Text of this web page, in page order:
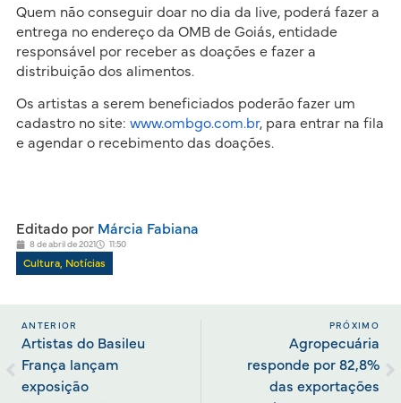
Quem não conseguir doar no dia da live, poderá fazer a
entrega no endereço da OMB de Goiás, entidade
responsável por receber as doações e fazer a
distribuição dos alimentos.
Os artistas a serem beneficiados poderão fazer um
cadastro no site: www.ombgo.com.br, para entrar na fila
e agendar o recebimento das doações.
Editado porMárcia Fabiana
8 de abril de 2021 11:50
Cultura, Notícias
ANTERIOR
Artistas do Basileu
França lançam
exposição
PRÓXIMO
Agropecuária
responde por 82,8%
das exportações